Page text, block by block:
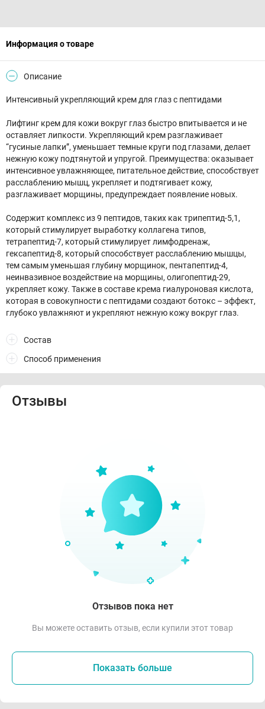
Информация о товаре
Описание
Интенсивный укрепляющий крем для глаз с пептидами
Лифтинг крем для кожи вокруг глаз быстро впитывается и не
оставляет липкости. Укрепляющий крем разглаживает
“гусиные лапки”, уменьшает темные круги под глазами, делает
нежную кожу подтянутой и упругой. Преимущества: оказывает
интенсивное увлажняющее, питательное действие, способствует
расслаблению мышц, укрепляет и подтягивает кожу,
разглаживает морщины, предупреждает появление новых.
Содержит комплекс из 9 пептидов, таких как трипептид-5,1,
который стимулирует выработку коллагена типов,
тетрапептид-7, который стимулирует лимфодренаж,
гексапептид-8, который способствует расслаблению мышцы,
тем самым уменьшая глубину морщинок, пентапептид-4,
неинвазивное воздействие на морщины, олигопептид-29,
укрепляет кожу. Также в составе крема гиалуроновая кислота,
которая в совокупности с пептидами создают ботокс – эффект,
глубоко увлажняют и укрепляют нежную кожу вокруг глаз.
Состав
Способ применения
Отзывы
Отзывов пока нет
Вы можете оставить отзыв, если купили этот товар
Показать больше